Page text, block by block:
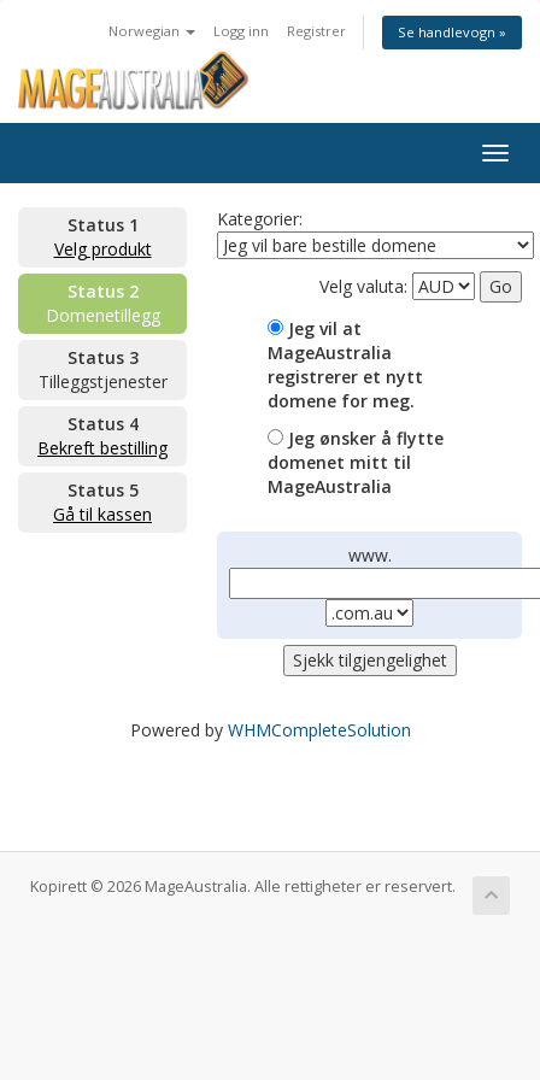
Norwegian Logg inn Registrer Se handlevogn »
Status 1
Velg produkt
Status 2
Domenetillegg
Status 3
Tilleggstjenester
Status 4
Bekreft bestilling
Status 5
Gå til kassen
Kategorier:
Velg valuta:
Jeg vil at
MageAustralia
registrerer et nytt
domene for meg.
Jeg ønsker å flytte
domenet mitt til
MageAustralia
www.
Powered by WHMCompleteSolution
Kopirett © 2026 MageAustralia. Alle rettigheter er reservert.